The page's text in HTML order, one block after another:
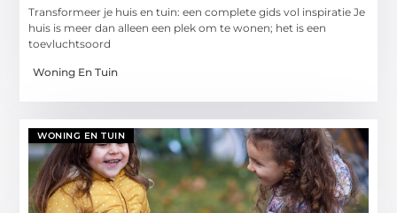
Transformeer je huis en tuin: een complete gids vol inspiratie Je
huis is meer dan alleen een plek om te wonen; het is een
toevluchtsoord
Woning En Tuin
WONING EN TUIN